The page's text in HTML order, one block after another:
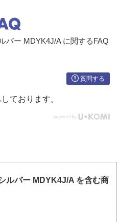
バー MDYK4J/A に関するFAQ
質問する
ております。
ルバー MDYK4J/A を含む商